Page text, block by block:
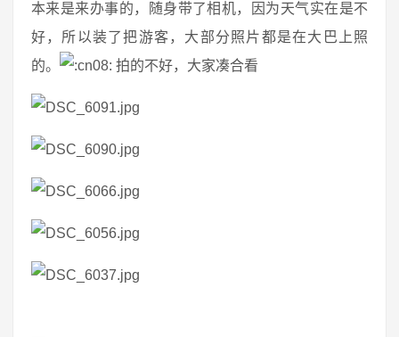
本来是来办事的，随身带了相机，因为天气实在是不
好，所以装了把游客，大部分照片都是在大巴上照
的。
拍的不好，大家凑合看